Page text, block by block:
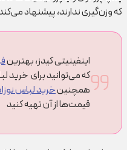
که وزن‌گیری ندارند، پیشنهاد
اینفینیتی کیدز، بهترین
که می‌توانید برای خرید
همچنینخرید لباس
قیمت‌ها از آن تهیه کنید